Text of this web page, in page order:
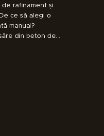
rafinament și
ce să alegi o
manual?
din beton de…